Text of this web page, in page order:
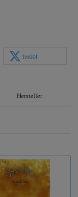
tweet
Hersteller